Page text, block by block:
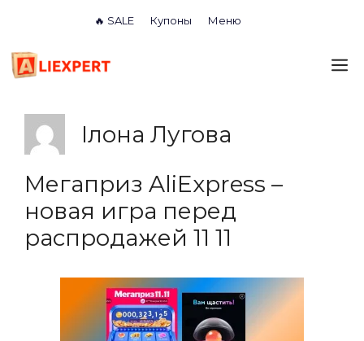
содержимому
🔥 SALE Купоны Меню
Ілона Лугова
Мегаприз AliExpress –
новая игра перед
распродажей 11 11